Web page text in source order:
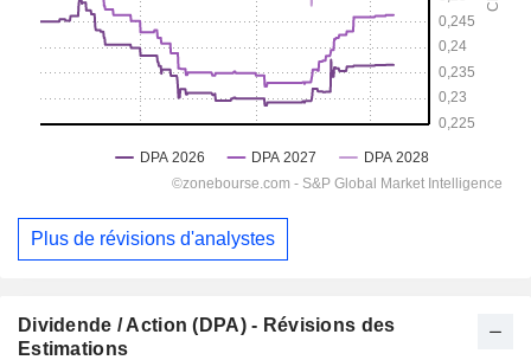
Plus de révisions d'analystes
Dividende / Action (DPA) - Révisions des
Estimations